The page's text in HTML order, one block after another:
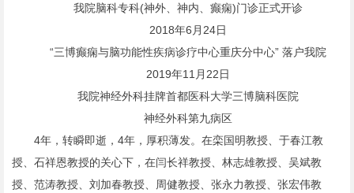
我院脑科专科(神外、神内、癫痫)门诊正式开诊
2018年6月24日
“三博癫痫与脑功能性疾病诊疗中心重庆分中心” 落户我院
2019年11月22日
我院神经外科挂牌首都医科大学三博脑科医院
神经外科第九病区
4年，转瞬即逝，4年，厚积薄发。在栾国明教授、于春江教
授、石祥恩教授的关心下，在闫长祥教授、林志雄教授、吴斌教
授、范涛教授、刘加春教授、周健教授、张永力教授、张宏伟教